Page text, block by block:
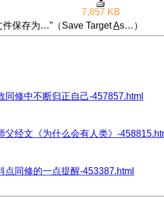
7,857 KB
件保存为…”（Save TargetAs…）
同修中不断归正自己-457857.html
经文《为什么会有人类》-
点同修的一点提醒-453387.html